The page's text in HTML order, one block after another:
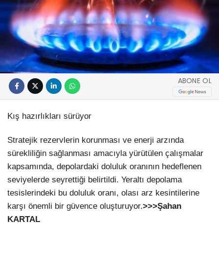
ABONE OL
Kış hazırlıkları sürüyor
Stratejik rezervlerin korunması ve enerji arzında
sürekliliğin sağlanması amacıyla yürütülen çalışmalar
kapsamında, depolardaki doluluk oranının hedeflenen
seviyelerde seyrettiği belirtildi. Yeraltı depolama
tesislerindeki bu doluluk oranı, olası arz kesintilerine
karşı önemli bir güvence oluşturuyor.>>>Şahan
KARTAL